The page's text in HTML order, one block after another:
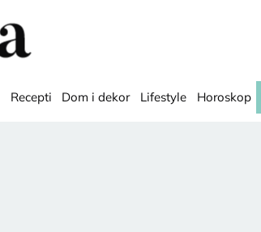
Recepti Dom i dekor Lifestyle Horoskop